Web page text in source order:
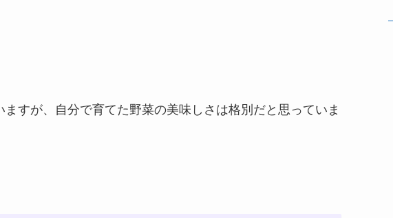
すが、自分で育てた野菜の美味しさは格別だと思っていま